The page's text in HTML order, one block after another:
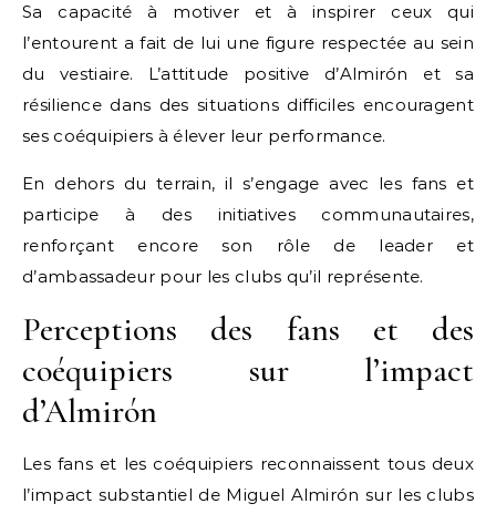
Sa capacité à motiver et à inspirer ceux qui
l’entourent a fait de lui une figure respectée au sein
du vestiaire. L’attitude positive d’Almirón et sa
résilience dans des situations difficiles encouragent
ses coéquipiers à élever leur performance.
En dehors du terrain, il s’engage avec les fans et
participe à des initiatives communautaires,
renforçant encore son rôle de leader et
d’ambassadeur pour les clubs qu’il représente.
Perceptions des fans et des
coéquipiers sur l’impact
d’Almirón
Les fans et les coéquipiers reconnaissent tous deux
l’impact substantiel de Miguel Almirón sur les clubs